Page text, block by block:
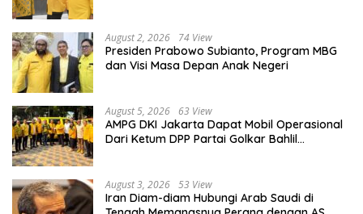
August 2, 2026 74 View
Presiden Prabowo Subianto, Program MBG
dan Visi Masa Depan Anak Negeri
August 5, 2026 63 View
AMPG DKI Jakarta Dapat Mobil Operasional
Dari Ketum DPP Partai Golkar Bahlil
August 3, 2026 53 View
Iran Diam-diam Hubungi Arab Saudi di